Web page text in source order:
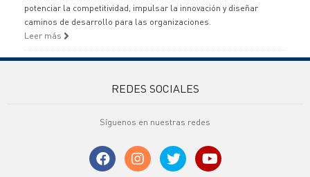
potenciar la competitividad, impulsar la innovación y diseñar
caminos de desarrollo para las organizaciones.
Leer más
REDES SOCIALES
Síguenos en nuestras redes